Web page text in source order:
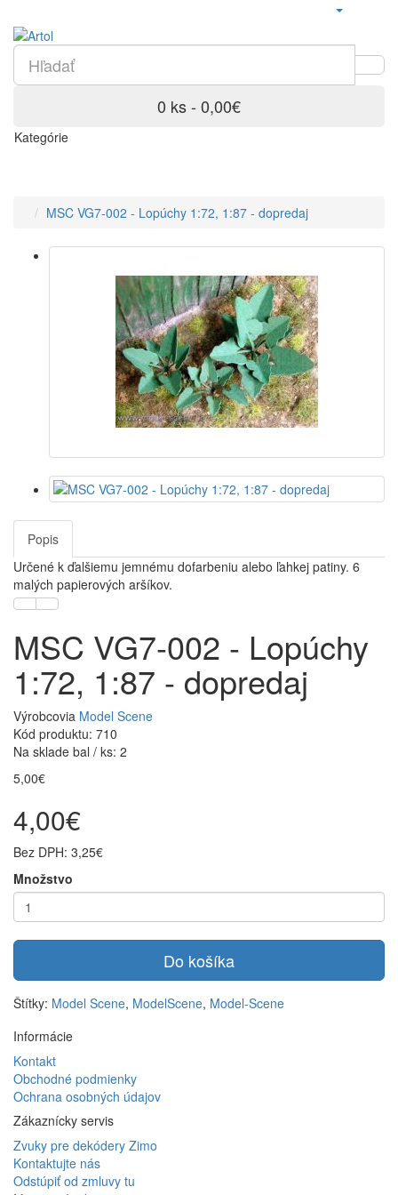
0 ks - 0,00€
Kategórie
MSC VG7-002 - Lopúchy 1:72, 1:87 - dopredaj
Popis
Určené k ďalšiemu jemnému dofarbeniu alebo ľahkej patiny. 6
malých papierových aršíkov.
MSC VG7-002 - Lopúchy
1:72, 1:87 - dopredaj
Výrobcovia Model Scene
Kód produktu: 710
Na sklade bal / ks: 2
5,00€
4,00€
Bez DPH: 3,25€
Množstvo
Do košíka
Štítky: Model Scene, ModelScene, Model-Scene
Informácie
Kontakt
Obchodné podmienky
Ochrana osobných údajov
Zákaznícky servis
Zvuky pre dekódery Zimo
Kontaktujte nás
Odstúpiť od zmluvy tu